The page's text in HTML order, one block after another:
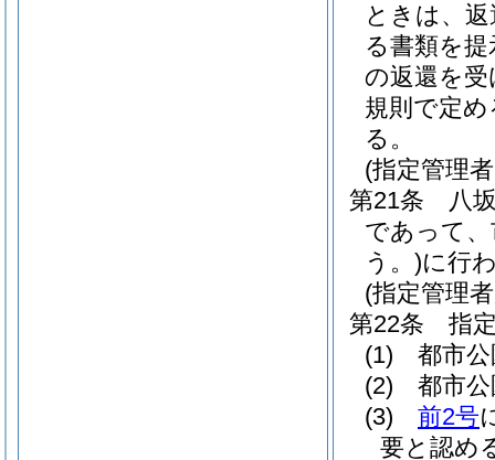
ときは、
る書類を
の返還を
規則で定
る。
(指定管理
第21条
八
であって
う。)に行
(指定管理
第22条
指
(1)
都市
(2)
都市
(3)
前2号
要と認め